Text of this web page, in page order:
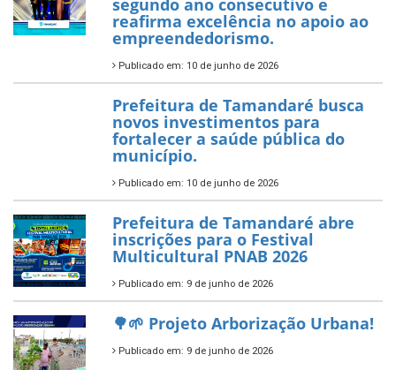
para os estudantes
7 de novembro de 2025
Política Nacional Aldir Blanc
— Tamandaré tem Plano de
Aplicação de Recursos (PAR)
habilitado
7 de novembro de 2025
ÚLTIMAS NOTÍCIAS
Tamandaré conquista Selo
Diamante do Sebrae pelo
segundo ano consecutivo e
reafirma excelência no apoio ao
empreendedorismo.
Publicado em: 10 de junho de 2026